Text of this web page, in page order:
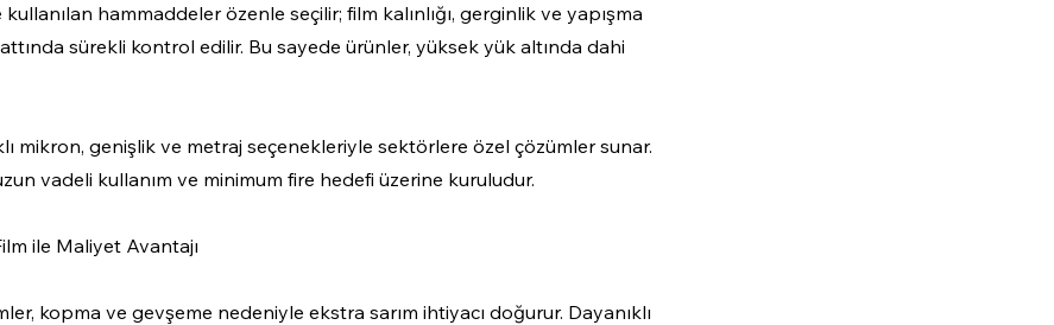
hammaddeler özenle seçilir; film kalınlığı, gerginlik ve yapışma
sürekli kontrol edilir. Bu sayede ürünler, yüksek yük altında dahi
mikron, genişlik ve metraj seçenekleriyle sektörlere özel çözümler sunar.
vadeli kullanım ve minimum fire hedefi üzerine kuruludur.
ile Maliyet Avantajı
kopma ve gevşeme nedeniyle ekstra sarım ihtiyacı doğurur. Dayanıklı